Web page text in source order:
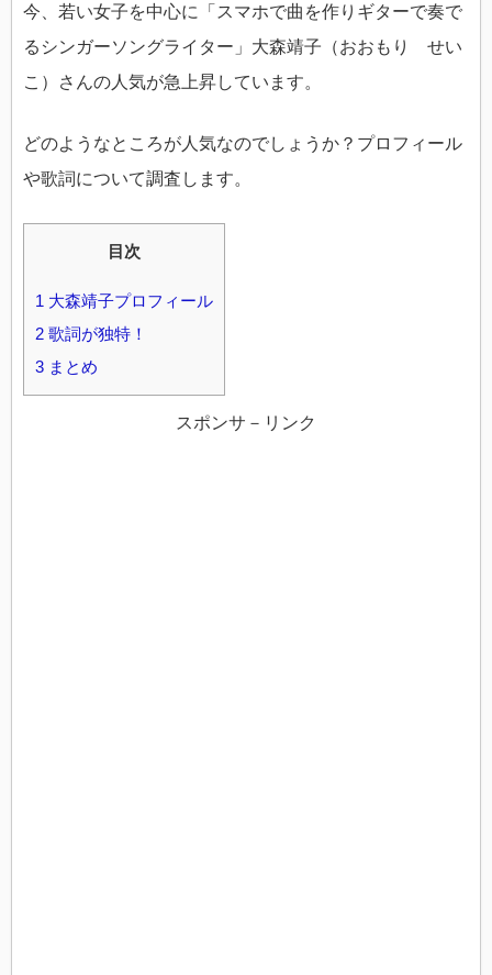
今、若い女子を中心に「スマホで曲を作りギターで奏で
るシンガーソングライター」大森靖子（おおもり せい
こ）さんの人気が急上昇しています。
どのようなところが人気なのでしょうか？プロフィール
や歌詞について調査します。
目次
1 大森靖子プロフィール
2 歌詞が独特！
3 まとめ
スポンサ－リンク